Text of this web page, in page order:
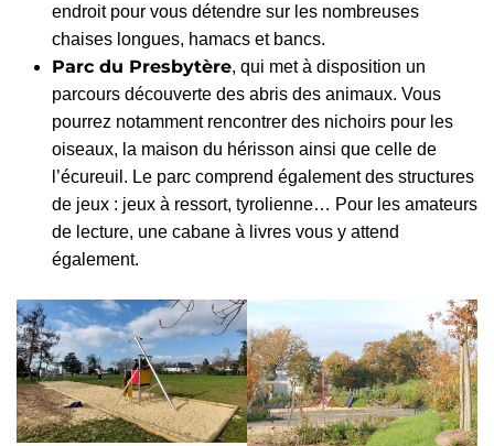
endroit pour vous détendre sur les nombreuses
chaises longues, hamacs et bancs.
Parc du Presbytère, qui met à disposition un
parcours découverte des abris des animaux. Vous
pourrez notamment rencontrer des nichoirs pour les
oiseaux, la maison du hérisson ainsi que celle de
l’écureuil. Le parc comprend également des structures
de jeux : jeux à ressort, tyrolienne… Pour les amateurs
de lecture, une cabane à livres vous y attend
également.